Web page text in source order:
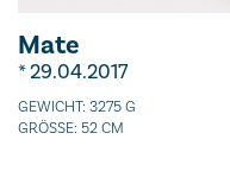
Mate
* 29.04.2017
GEWICHT: 3275 G
GRÖSSE: 52 CM